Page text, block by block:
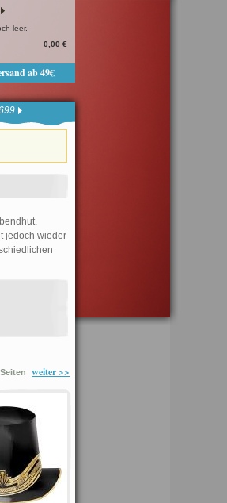
leer.
0,00 €
ab 49€
jedoch wieder
Seiten weiter >>